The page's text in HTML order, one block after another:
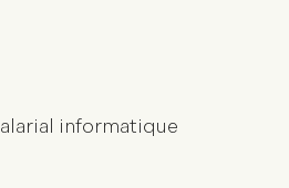
informatique